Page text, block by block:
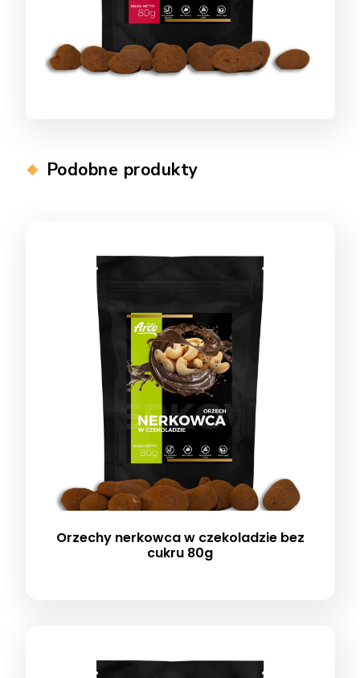
Podobne produkty
Orzechy nerkowca w czekoladzie bez
cukru 80g